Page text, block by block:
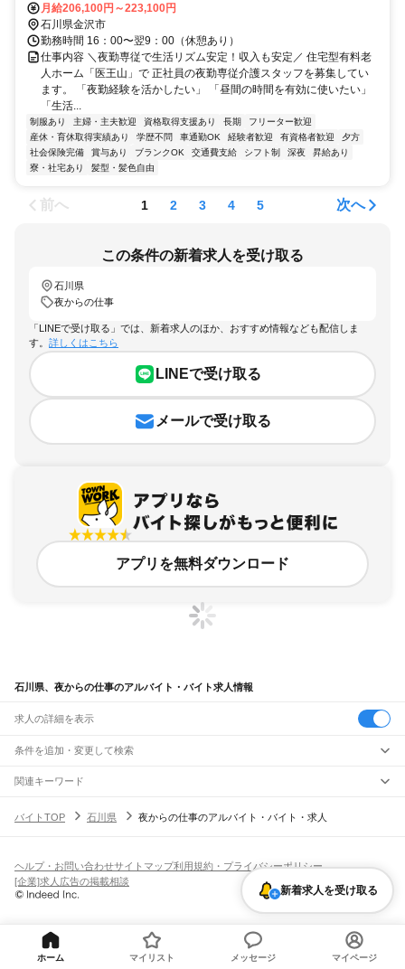
月給206,100円～223,100円
石川県金沢市
勤務時間 16：00〜翌9：00（休憩あり）
仕事内容 ＼夜勤専従で生活リズム安定！収入も安定／ 住宅型有料老
人ホーム「医王山」で 正社員の夜勤専従介護スタッフを募集してい
ます。 「夜勤経験を活かしたい」 「昼間の時間を有効に使いたい」
「生活...
制服あり 主婦・主夫歓迎 資格取得支援あり 長期
フリーター歓迎
産休・育休取得実績あり
学歴不問 車通勤OK 経験者歓迎 有資格者歓迎
夕方
社会保険完備
賞与あり ブランクOK 交通費支給 シフト制 深夜
昇給あり
寮・社宅あり
髪型・髪色自由
前へ 1 2 3 4 5 次へ
この条件の新着求人を受け取る
石川県
夜からの仕事
「LINEで受け取る」では、新着求人のほか、おすすめ情報なども配信しま
す。 詳しくはこちら
LINEで受け取る
メールで受け取る
アプリを無料ダウンロード
石川県、夜からの仕事のアルバイト・バイト求人情報
求人の詳細を表示
条件を追加・変更して検索
市区町村を追加・変更
石川県すべて
駅を追加・変更
大聖寺駅加賀温泉駅 動橋駅 粟津駅小松駅明峰駅能美根上駅 小舞子駅
加賀笠間駅松任駅野々市駅西金沢駅金沢駅
JR七尾線
高松駅免田駅宝達駅敷浪駅
南羽咋駅
金丸駅 能登二宮駅 和倉温泉駅
北陸鉄道石川線
飲食・フードサービス
飲食・フードサービス
ホールスタッフ
皿洗い・洗い場 精肉・鮮魚加工給食調理
バー（BAR）・バーテンダー
営業・販売
営業・販売
特徴を追加・変更
人気
髪型・髪色自由ひげOKネイルOK
勤務期間
短期単発・1日OK
期間限定（春夏冬休み等）
正社員
契約社員
都道府県を変更
関連キーワード
石川県 夜からの仕事 運転代行
バイトTOP 石川県 夜からの仕事のアルバイト・バイト・求人
新着求人を受け取る
ヘルプ・お問い合わせサイトマップ利用規約・プライバシーポリシー
[企業]求人広告の掲載相談
ホーム マイリスト メッセージ マイページ